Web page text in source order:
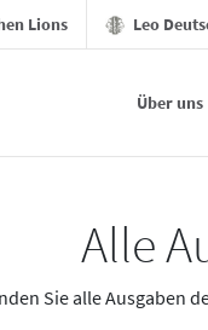
Lions Leo
Über uns
Alle
Sie alle Ausgaben